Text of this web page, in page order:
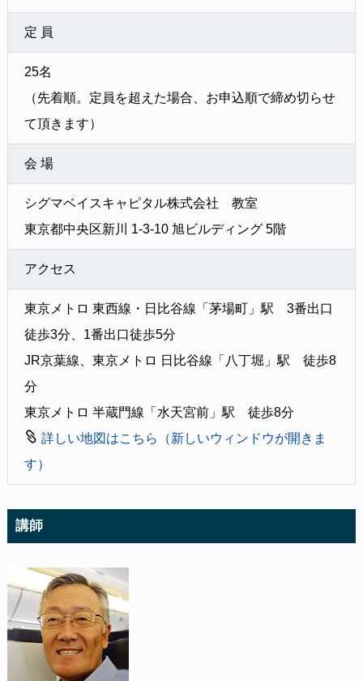
定 員
25名
（先着順。定員を超えた場合、お申込順で締め切らせ
て頂きます）
会 場
シグマベイスキャピタル株式会社 教室
東京都中央区新川 1-3-10 旭ビルディング 5階
アクセス
東京メトロ 東西線・日比谷線「茅場町」駅 3番出口
徒歩3分、1番出口徒歩5分
JR京葉線、東京メトロ 日比谷線「八丁堀」駅 徒歩8
分
東京メトロ 半蔵門線「水天宮前」駅 徒歩8分
詳しい地図はこちら（新しいウィンドウが開きま
す）
講師